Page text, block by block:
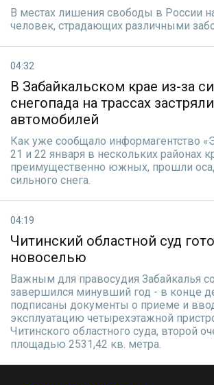
В местах лишения свободы в России
человек, страдающих различными
04:32
В Забайкальском крае из-за
снегопада на трассах
автомобилей
Как уже сообщало информагентство
21 и 22 января в нескольких районах
преимущественно южных, прошли
сильного снега.
04:19
Читинский областной суд
новоселью
Важным для правосудия Забайкалья
завершился минувший год - в конце
подписаны документы о приеме и
эксплуатацию четырехэтажной
Читинского областного суда, второй
площадью 2531,42 кв. метра.